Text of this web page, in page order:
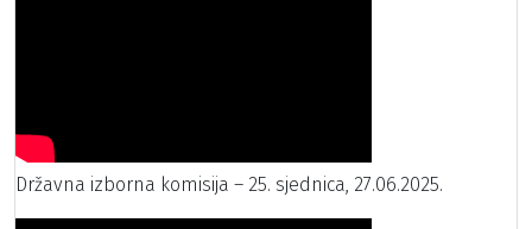
Državna izborna komisija – 25. sjednica, 27.06.2025.